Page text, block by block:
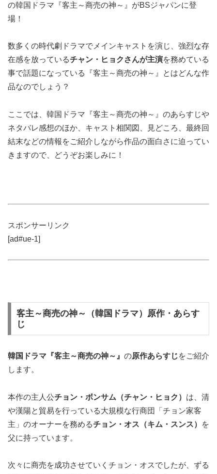
の韓国ドラマ『客主～商売の神～』がBSジャパンに登
場！
数多くの時代劇ドラマでメインキャストを演じ、強烈な存
在感を放っているチャン・ヒョクさんが主演を務めている
事で話題になっている『客主～商売の神～』とはどんな作
品なのでしょう？
ここでは、韓国ドラマ『客主～商売の神～』のあらすじや
ネタバレ感想のほか、キャスト相関図、見どころ、最終回
結末などの情報をご紹介しながら作品の面白さに迫ってい
きますので、どうぞお楽しみに！
スポンサーリンク
[ad#ue-1]
客主～商売の神～（韓国ドラマ）原作・あらす
じ
韓国ドラマ『客主～商売の神～』 の原作あらすじをご紹介
します。
本作の主人公チョン・ボンサム（チャン・ヒョク） は、清
や漢陽と貿易を行っている大規模な行商団「チョン家客
主」のオーナーを務めるチョン・オス（キム・スンス）
を
父に持っています。
次々に商売を成功させていくチョン・オスでしたが、ずる